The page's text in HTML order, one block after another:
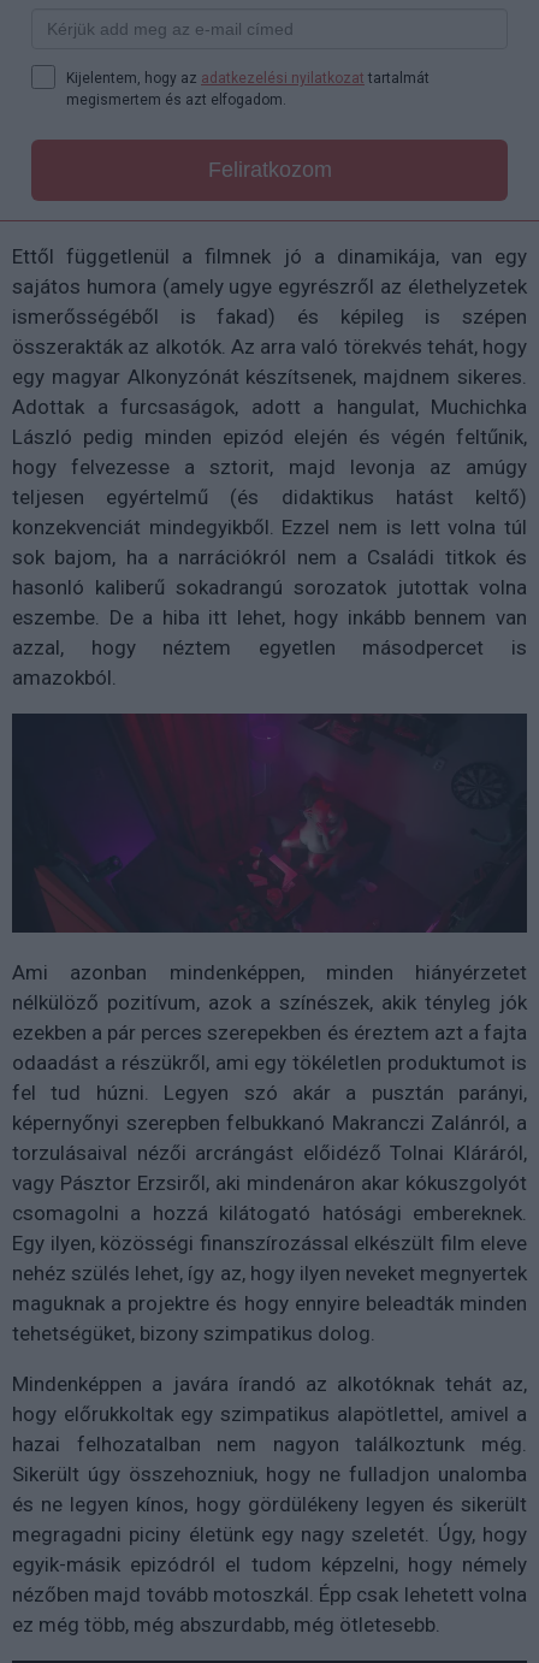
Kijelentem, hogy az adatkezelési nyilatkozat tartalmát
megismertem és azt elfogadom.
Feliratkozom
Ettől függetlenül a filmnek jó a dinamikája, van egy
sajátos humora (amely ugye egyrészről az élethelyzetek
ismerősségéből is fakad) és képileg is szépen
összerakták az alkotók. Az arra való törekvés tehát, hogy
egy magyar Alkonyzónát készítsenek, majdnem sikeres.
Adottak a furcsaságok, adott a hangulat, Muchichka
László pedig minden epizód elején és végén feltűnik,
hogy felvezesse a sztorit, majd levonja az amúgy
teljesen egyértelmű (és didaktikus hatást keltő)
konzekvenciát mindegyikből. Ezzel nem is lett volna túl
sok bajom, ha a narrációkról nem a Családi titkok és
hasonló kaliberű sokadrangú sorozatok jutottak volna
eszembe. De a hiba itt lehet, hogy inkább bennem van
azzal, hogy néztem egyetlen másodpercet is
amazokból.
Ami azonban mindenképpen, minden hiányérzetet
nélkülöző pozitívum, azok a színészek, akik tényleg jók
ezekben a pár perces szerepekben és éreztem azt a fajta
odaadást a részükről, ami egy tökéletlen produktumot is
fel tud húzni. Legyen szó akár a pusztán parányi,
képernyőnyi szerepben felbukkanó Makranczi Zalánról, a
torzulásaival nézői arcrángást előidéző Tolnai Kláráról,
vagy Pásztor Erzsiről, aki mindenáron akar kókuszgolyót
csomagolni a hozzá kilátogató hatósági embereknek.
Egy ilyen, közösségi finanszírozással elkészült film eleve
nehéz szülés lehet, így az, hogy ilyen neveket megnyertek
maguknak a projektre és hogy ennyire beleadták minden
tehetségüket, bizony szimpatikus dolog.
Mindenképpen a javára írandó az alkotóknak tehát az,
hogy előrukkoltak egy szimpatikus alapötlettel, amivel a
hazai felhozatalban nem nagyon találkoztunk még.
Sikerült úgy összehozniuk, hogy ne fulladjon unalomba
és ne legyen kínos, hogy gördülékeny legyen és sikerült
megragadni piciny életünk egy nagy szeletét. Úgy, hogy
egyik-másik epizódról el tudom képzelni, hogy némely
nézőben majd tovább motoszkál. Épp csak lehetett volna
ez még több, még abszurdabb, még ötletesebb.